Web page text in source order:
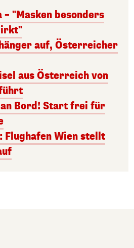
"Masken besonders
auf, Österreicher
aus Österreich von
Bord! Start frei für
Flughafen Wien stellt